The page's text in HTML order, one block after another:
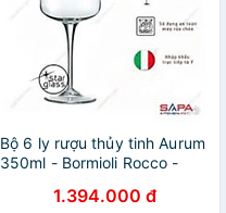
Bộ 6 ly rượu thủy tinh Aurum
350ml - Bormioli Rocco -
1.394.000 đ